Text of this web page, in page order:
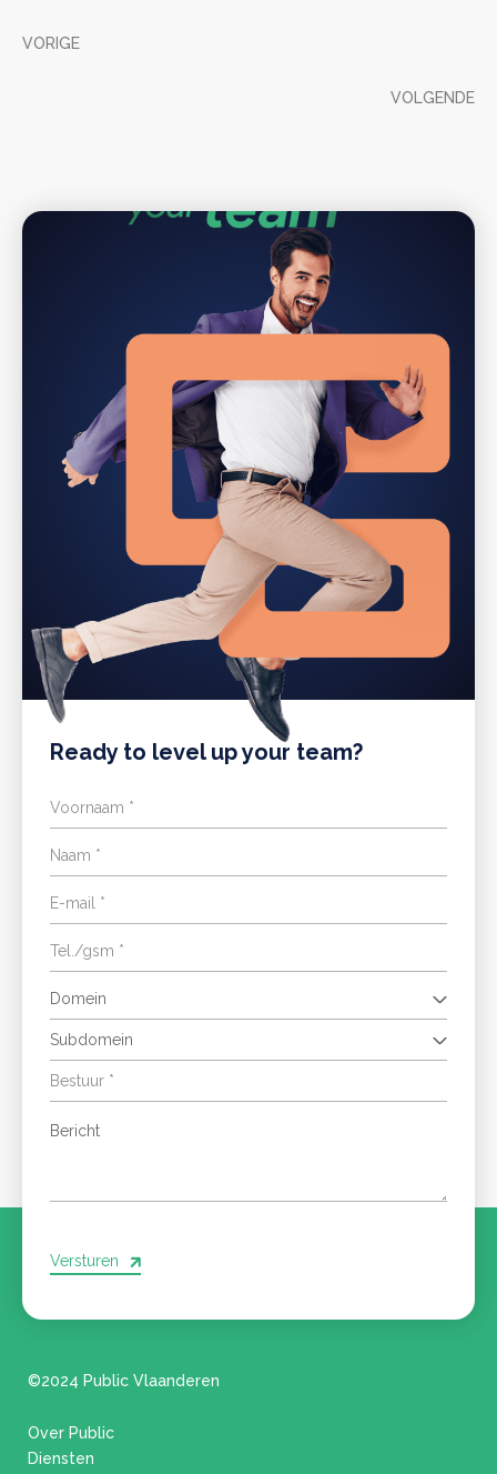
VORIGE
VOLGENDE
Ready to level up your team?
Domein
Subdomein
Versturen
©2024 Public Vlaanderen
Over Public
Diensten